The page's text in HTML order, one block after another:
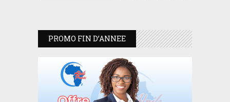
PROMO FIN D’ANNEE